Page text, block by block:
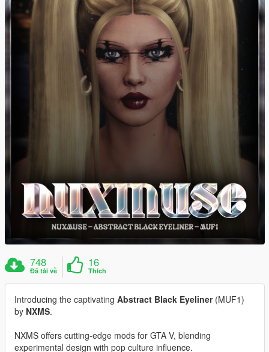
748
Đã tải về
16
Thích
Introducing the captivating Abstract Black Eyeliner(MUF1)
by NXMS.
NXMS offers cutting-edge mods for GTA V, blending
experimental design with pop culture influence.